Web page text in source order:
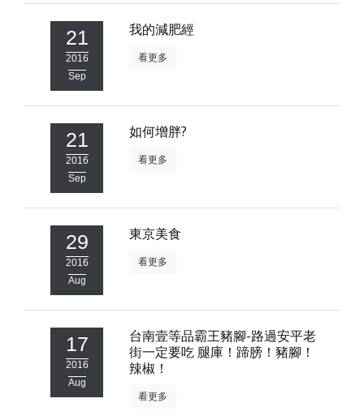
媒體報導一覽
合作與代言
訂閱電子報
21
2016
Sep
我的減肥經
看更多
21
2016
Sep
如何增胖?
看更多
29
2016
Aug
東京美食
看更多
17
2016
Aug
台南壹等品霸王豬腳-路過安平老
街一定要吃 腿庫！蹄膀！豬腳！
辣椒！
看更多